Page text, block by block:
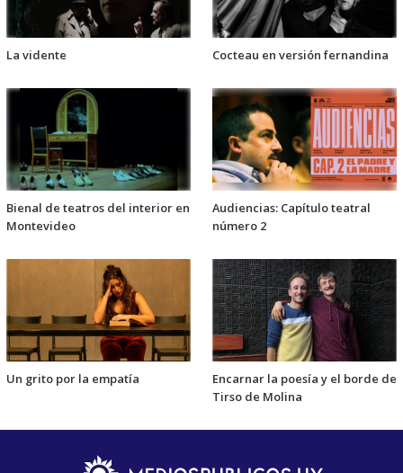
La vidente Cocteau en versión fernandina
Bienal de teatros del interior en
Montevideo
Audiencias: Capítulo teatral
número 2
Un grito por la empatía
Encarnar la poesía y el borde de
Tirso de Molina